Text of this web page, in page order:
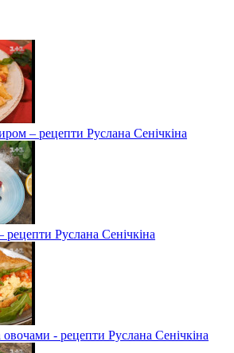
– рецепти Руслана Сенічкіна
рецепти Руслана Сенічкіна
- рецепти Руслана Сенічкіна